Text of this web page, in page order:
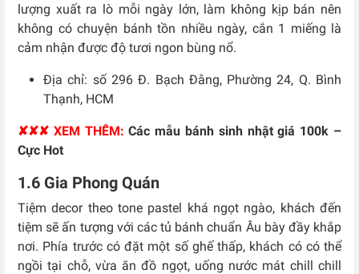
lượng xuất ra lò mỗi ngày lớn, làm không kịp bán nên
không có chuyện bánh tồn nhiều ngày, cắn 1 miếng là
cảm nhận được độ tươi ngon bùng nổ.
Địa chỉ: số 296 Đ. Bạch Đằng, Phường 24, Q. Bình
Thạnh, HCM
✘✘✘ XEM THÊM: Các mẫu bánh sinh nhật giá 100k –
Cực Hot
1.6 Gia Phong Quán
Tiệm decor theo tone pastel khá ngọt ngào, khách đến
tiệm sẽ ấn tượng với các tủ bánh chuẩn Âu bày đầy khắp
nơi. Phía trước có đặt một số ghế thấp, khách có có thể
ngồi tại chỗ, vừa ăn đồ ngọt, uống nước mát chill chill